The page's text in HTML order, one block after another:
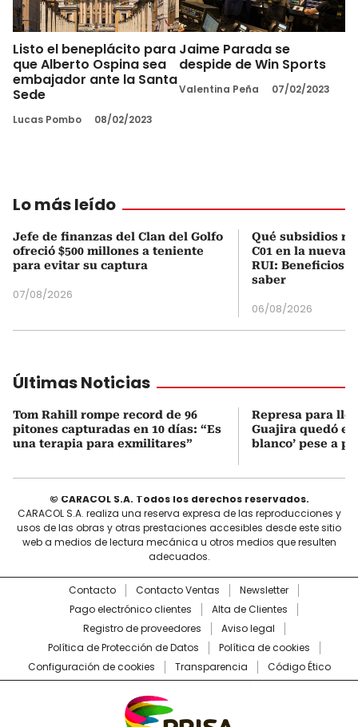
Listo el beneplácito para
que Alberto Ospina sea
embajador ante la Santa
Sede
Lucas Pombo 08/02/2023
Jaime Parada se
despide de Win Sports
Valentina Peña 07/02/2023
Lo más leído
Jefe de finanzas del Clan del Golfo
ofreció $500 millones a teniente
para evitar su captura
07/08/2026
Qué subsidios
C01 en la nueva
RUI: Beneficios
saber
06/08/2026
Últimas Noticias
Tom Rahill rompe record de 96
pitones capturadas en 10 días: “Es
una terapia para exmilitares”
Represa para
Guajira quedó en
blanco’ pese a
© CARACOL S.A. Todos los derechos reservados.
CARACOL S.A. realiza una reserva expresa de las reproducciones y
usos de las obras y otras prestaciones accesibles desde este sitio
web a medios de lectura mecánica u otros medios que resulten
adecuados.
Contacto Contacto Ventas
Newsletter
Pago electrónico clientes
Alta de Clientes
Registro de proveedores
Aviso legal
Política de Protección de Datos
Política de cookies
Configuración de cookies
Transparencia Código Ético